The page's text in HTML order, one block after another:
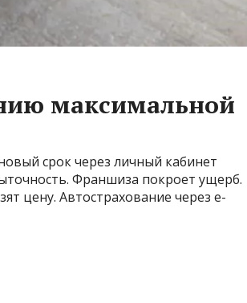
максимальной
срок через личный кабинет
Франшиза покроет ущерб.
цену. Автострахование через е-